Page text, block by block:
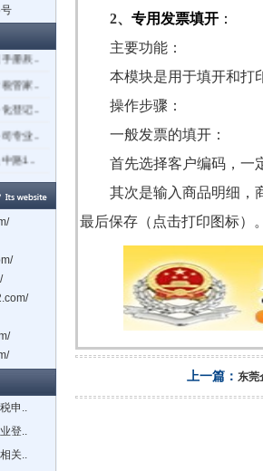
市辰..
册辰..
管家..
登记..
专业..
路1..
申..
登..
关..
2、 专用发票填开：
主要功能：
本模块是用于填开和打
操作步骤：
一般发票的填开：
首先选择客户编码，一
其次是输入商品明细，
最后保存（点击打印图标）
上一篇： 东莞